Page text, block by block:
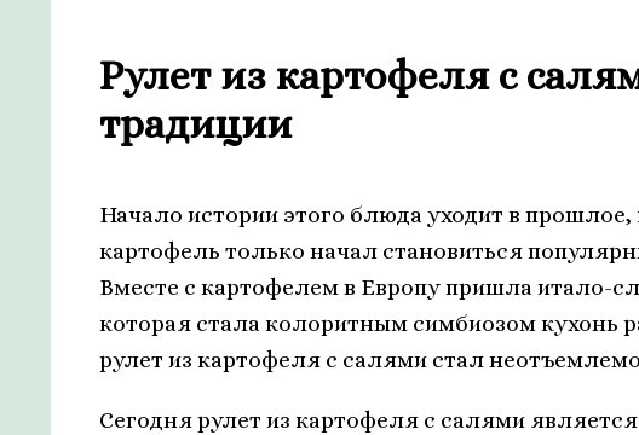
Рулет из картофеля с
традиции
Начало истории этого блюда уходит в
картофель только начал становиться
Вместе с картофелем в Европу пришла итало-
которая стала колоритным симбиозом кухонь
рулет из картофеля с салями стал
Сегодня рулет из картофеля с салями